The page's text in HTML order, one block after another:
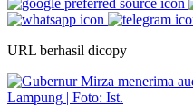
URL berhasil dicopy